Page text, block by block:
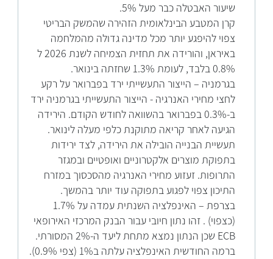
שיעור האבטלה כבר מעל 5%.
קרן המטבע הבינלאומית הזהירה שהמשק הבריטי
צפוי להיפגע יותר מכל מדינה גדולה מהמלחמה
באיראן, והורידה את תחזית הצמיחה לשנת 2026 ל
0.8% בלבד, לעומת 1.3% שחזתה בינואר.
בגרמניה – הייצור התעשייתי ירד בפברואר על רקע
לחצי מחירי האנרגיה - הייצור התעשייתי בגרמניה ירד
ב-0.3% בפברואר בהשוואה לחודש הקודם. הירידה
הגיעה לאחר קריאה מתוקנת כלפי מעלה לינואר.
תעשיית הבנייה הובילה את הירידה, לצד ירידות
בתפוקת מוצרים אלקטרוניים ואופטיים ובמגזר
התרופות. זעזוע מחירי האנרגיה מהסכסוך במזרח
התיכון צפוי לפגוע בתפוקה עוד יותר בהמשך.
בצרפת – האינפלציה השנתית עמדה על 1.7%
(כצפוי) . זהו נתון חיובי עבור הבנק המרכזי האירופאי
ECB שכן הנתון נמצא מתחת ליעד ה-2% המסורתי.
ברמה החודשית האינפלציה עלתה ב1% (צפי 0.9%).